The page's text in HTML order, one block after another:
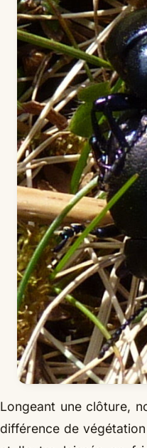
Longeant une clôture,
différence de